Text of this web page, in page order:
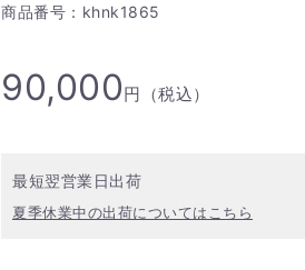
商品番号：khnk1865
90,000円（税込）
最短翌営業日出荷
夏季休業中の出荷についてはこちら